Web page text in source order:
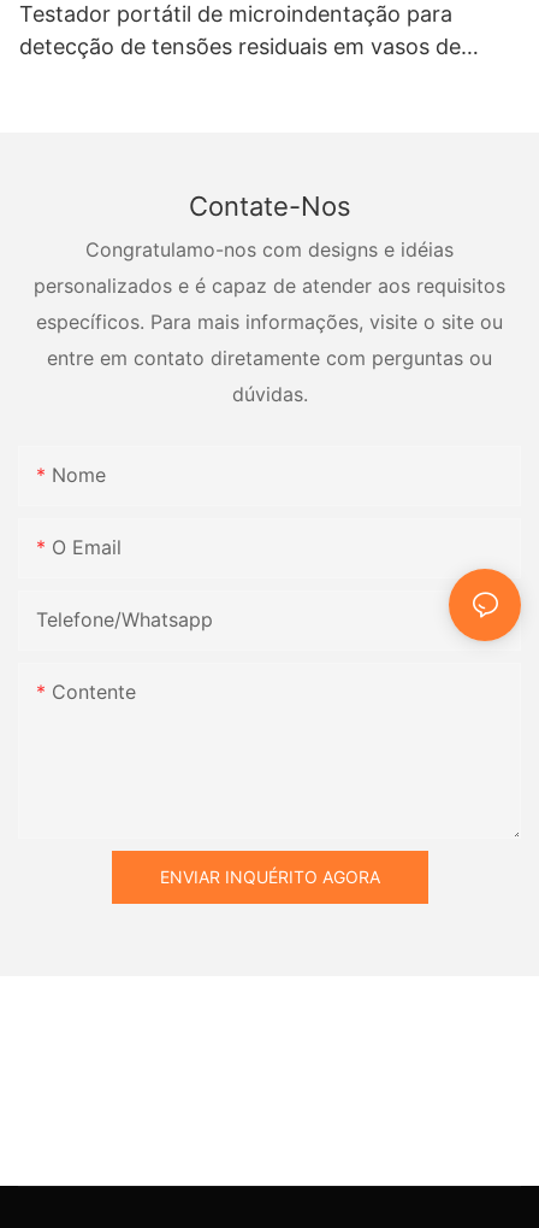
Testador portátil de microindentação para
detecção de tensões residuais em vasos de
Contate-Nos
Congratulamo-nos com designs e idéias
personalizados e é capaz de atender aos requisitos
específicos. Para mais informações, visite o site ou
entre em contato diretamente com perguntas ou
dúvidas.
Nome
O Email
Telefone/whatsapp
Contente
ENVIAR INQUÉRITO AGORA